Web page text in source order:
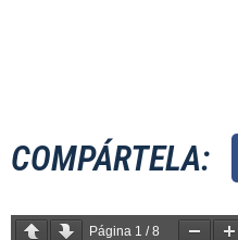
COMPÁRTELA:
Página 1 /8